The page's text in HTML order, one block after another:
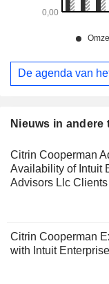
Nieuws in andere
Citrin Cooperman
Availability of Intuit
Advisors Llc Clients
Citrin Cooperman
with Intuit
De agenda van